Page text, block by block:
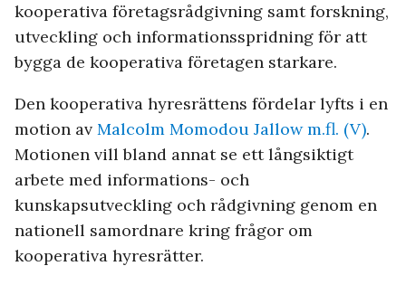
kooperativa företagsrådgivning samt forskning,
utveckling och informationsspridning för att
bygga de kooperativa företagen starkare.
Den kooperativa hyresrättens fördelar lyfts i en
motion av Malcolm Momodou Jallow m.fl. (V).
Motionen vill bland annat se ett långsiktigt
arbete med informations- och
kunskapsutveckling och rådgivning genom en
nationell samordnare kring frågor om
kooperativa hyresrätter.